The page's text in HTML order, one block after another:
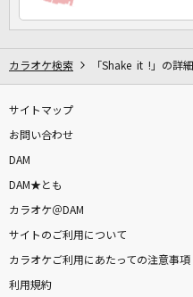
カラオケ検索 「Shake it !」の詳細
サイトマップ
お問い合わせ
DAM
DAM★とも
カラオケ＠DAM
サイトのご利用について
カラオケご利用にあたっての注意事項
利用規約